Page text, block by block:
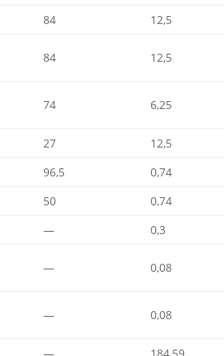
84
12,5
84 12,5
74 6,25
27
12,5
96,5
0,74
50
0,74
—
0,3
— 0,08
— 0,08